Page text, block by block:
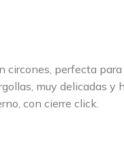
circones, perfecta
muy delicadas y
con cierre click.